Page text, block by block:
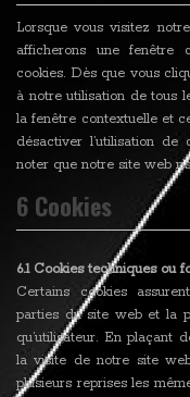
Lorsque vous visitez
afficherons une fenêtre
cookies. Dès que vous
à notre utilisation de tous
la fenêtre contextuelle et
désactiver l’utilisation
noter que notre site web
6 Cookies
6.1 Cookies techniques ou
Certains cookies
parties du site web et la
qu’utilisateur. En plaçant
la visite de notre site
plusieurs reprises les